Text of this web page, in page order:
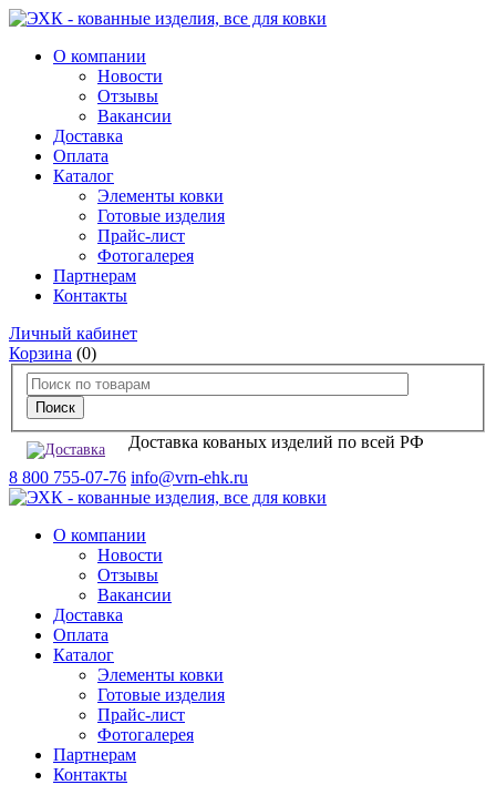
О компании
Новости
Отзывы
Вакансии
Доставка
Оплата
Каталог
Элементы ковки
Готовые изделия
Прайс-лист
Фотогалерея
Партнерам
Контакты
Личный кабинет
Корзина (0)
Доставка кованых изделий по всей РФ
8 800 755-07-76 info@vrn-ehk.ru
О компании
Новости
Отзывы
Вакансии
Доставка
Оплата
Каталог
Элементы ковки
Готовые изделия
Прайс-лист
Фотогалерея
Партнерам
Контакты